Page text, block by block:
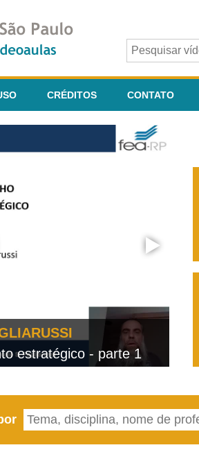
CRÉDITOS CONTATO
estratégico - parte 1